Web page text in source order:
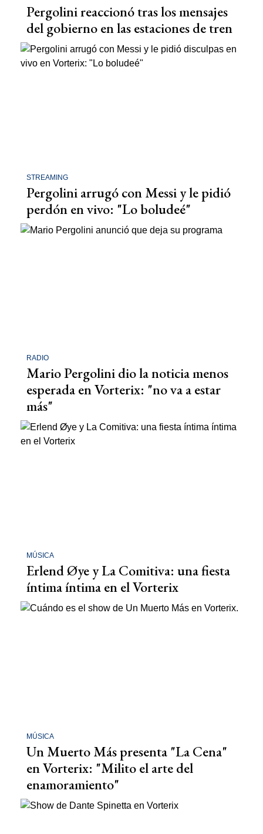
Pergolini reaccionó tras los mensajes
del gobierno en las estaciones de tren
STREAMING
Pergolini arrugó con Messi y le pidió
perdón en vivo: "Lo boludeé"
RADIO
Mario Pergolini dio la noticia menos
esperada en Vorterix: "no va a estar
más"
MÚSICA
Erlend Øye y La Comitiva: una fiesta
íntima íntima en el Vorterix
MÚSICA
Un Muerto Más presenta "La Cena"
en Vorterix: "Milito el arte del
enamoramiento"